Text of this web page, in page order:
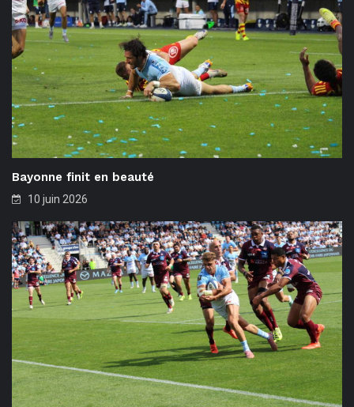
Bayonne finit en beauté
10 juin 2026